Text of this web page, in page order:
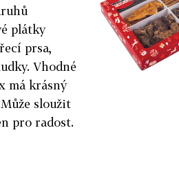
plátky
prsa,
Vhodné
má krásný
sloužit
pro radost.